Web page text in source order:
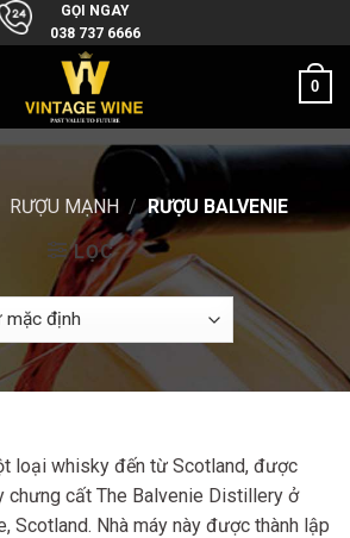
GỌI NGAY
038 737 6666
0
RƯỢU MẠNH / RƯỢU BALVENIE
LỌC
loại whisky đến từ Scotland, được
chưng cất The Balvenie Distillery ở
Scotland. Nhà máy này được thành lập